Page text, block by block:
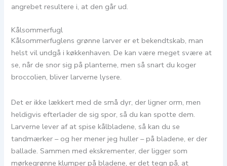
angrebet resultere i, at den går ud.
Kålsommerfugl
Kålsommerfuglens grønne larver er et bekendtskab, man
helst vil undgå i køkkenhaven. De kan være meget svære at
se, når de snor sig på planterne, men så snart du koger
broccolien, bliver larverne lysere.
Det er ikke lækkert med de små dyr, der ligner orm, men
heldigvis efterlader de sig spor, så du kan spotte dem.
Larverne lever af at spise kålbladene, så kan du se
tandmærker – og her mener jeg huller – på bladene, er der
ballade. Sammen med ekskrementer, der ligger som
mørkegrønne klumper på bladene, er det tegn på, at